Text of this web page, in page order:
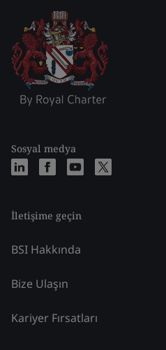
Sosyal medya
İletişime geçin
BSI Hakkında
Bize Ulaşın
Kariyer Fırsatları